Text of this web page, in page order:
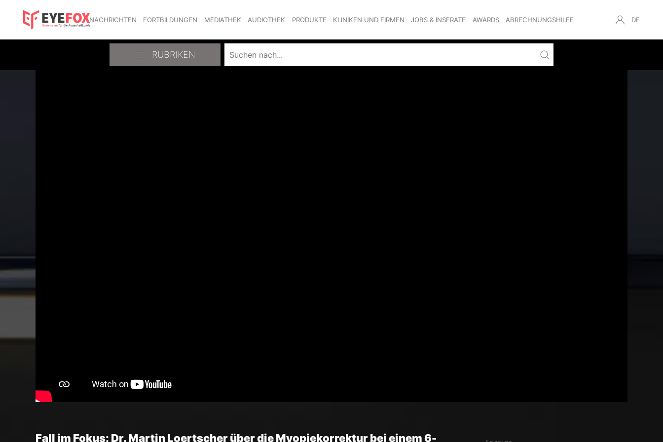
NACHRICHTEN FORTBILDUNGEN MEDIATHEK AUDIOTHEK PRODUKTE KLINIKEN UND FIRMEN JOBS & INSERATE AWARDS ABRECHNUNGSHILFE DE
RUBRIKEN
Fall im Fokus: Dr. Martin Loertscher über die Myopiekorrektur bei einem 6-